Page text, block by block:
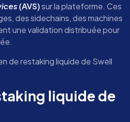
(AVS)sur la plateforme. Ces
des sidechains, des machines
une validation distribuée pour
de restaking liquide de Swell
liquide de